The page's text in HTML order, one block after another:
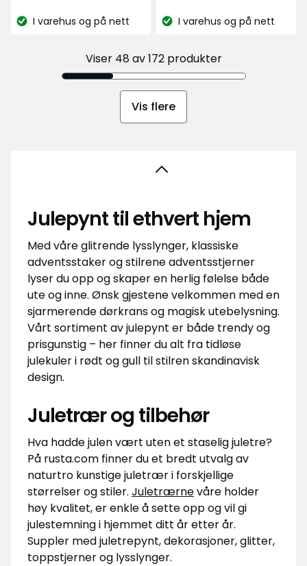
på
kr
Lagerbalanse:
I varehus og på nett
kr
Lagerbalanse:
I varehus og på nett
Viser 48 av 172 produkter
Vis flere
Julepynt til ethvert hjem
Med våre glitrende lysslynger, klassiske
adventsstaker og stilrene adventsstjerner
lyser du opp og skaper en herlig følelse både
ute og inne. Ønsk gjestene velkommen med en
sjarmerende dørkrans og magisk utebelysning.
Vårt sortiment av julepynt er både trendy og
prisgunstig – her finner du alt fra tidløse
julekuler i rødt og gull til stilren skandinavisk
design.
Juletrær og tilbehør
Hva hadde julen vært uten et staselig juletre?
På rusta.com finner du et bredt utvalg av
naturtro kunstige juletrær i forskjellige
størrelser og stiler. Juletrærnevåre holder
høy kvalitet, er enkle å sette opp og vil gi
julestemning i hjemmet ditt år etter år.
Suppler med juletrepynt, dekorasjoner, glitter,
toppstjerner og lysslynger.